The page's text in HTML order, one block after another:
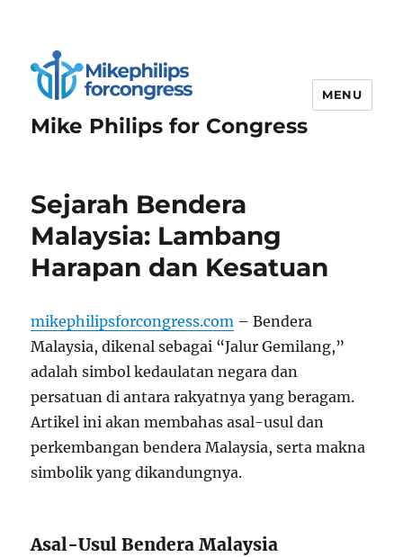
Mike Philips for Congress
MENU
Sejarah Bendera
Malaysia: Lambang
Harapan dan Kesatuan
mikephilipsforcongress.com – Bendera
Malaysia, dikenal sebagai “Jalur Gemilang,”
adalah simbol kedaulatan negara dan
persatuan di antara rakyatnya yang beragam.
Artikel ini akan membahas asal-usul dan
perkembangan bendera Malaysia, serta makna
simbolik yang dikandungnya.
Asal-Usul Bendera Malaysia